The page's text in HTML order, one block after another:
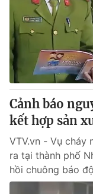
Cảnh báo
kết hợp sản
VTV.vn - Vụ cháy
ra tại thành phố
hồi chuông báo